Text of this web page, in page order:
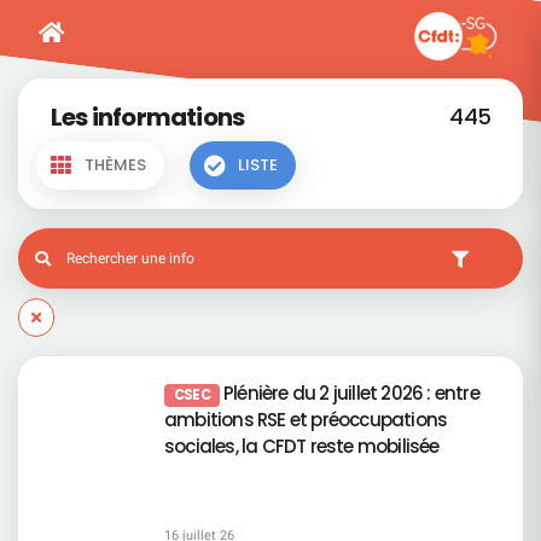
Les informations 445
THÈMES LISTE
CSEC Plénière du 2 juillet 2026 : entre
ambitions RSE et préoccupations
sociales, la CFDT reste mobilisée
16 juillet 26